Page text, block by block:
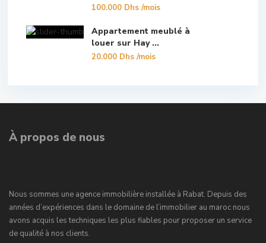
100.000 Dhs/mois
Appartement meublé à
louer sur Hay ...
20.000 Dhs/mois
À propos de nous
Nous sommes une agence immobilière installée à Rabat. Depuis des
années d’expériences dans le domaine de l’immobilier au maroc nous
avons acquis les techniques les plus fiables pour proposer un service
de qualité à nos clients.